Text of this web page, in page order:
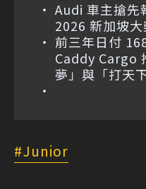
Audi 車主搶先
2026 新加坡
前三年日付
Caddy Cargo
夢」與「打天
Junior